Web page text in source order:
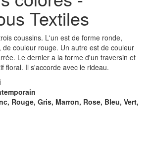
Textiles
coussins. L'un est de forme ronde,
couleur rouge. Un autre est de couleur
Le dernier a la forme d'un traversin et
floral. Il s'accorde avec le rideau.
Rouge, Gris, Marron, Rose, Bleu, Vert,